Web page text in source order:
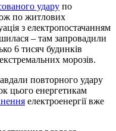
удару по
по житлових
з електропостачанням
– там запровадили
6 тисяч будинків
морозів.
повторного удару
цього енергетикам
електроенергії вже